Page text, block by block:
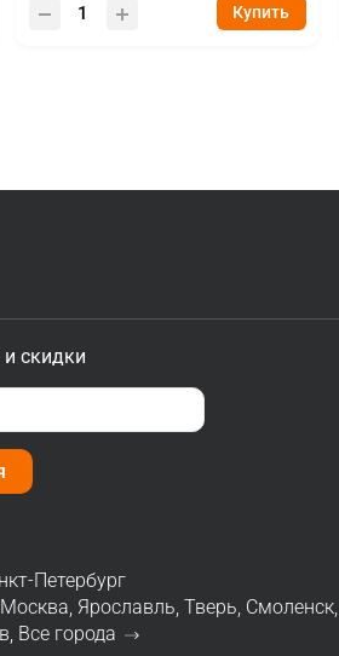
Купить
и скидки
Петербург
Москва, Ярославль, Тверь, Смоленск,
, Все города